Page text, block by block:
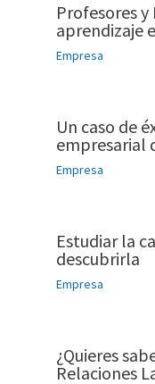
Profesores y
aprendizaje
Empresa
Un caso de
empresarial
Empresa
Estudiar la
descubrirla
Empresa
¿Quieres
Relaciones